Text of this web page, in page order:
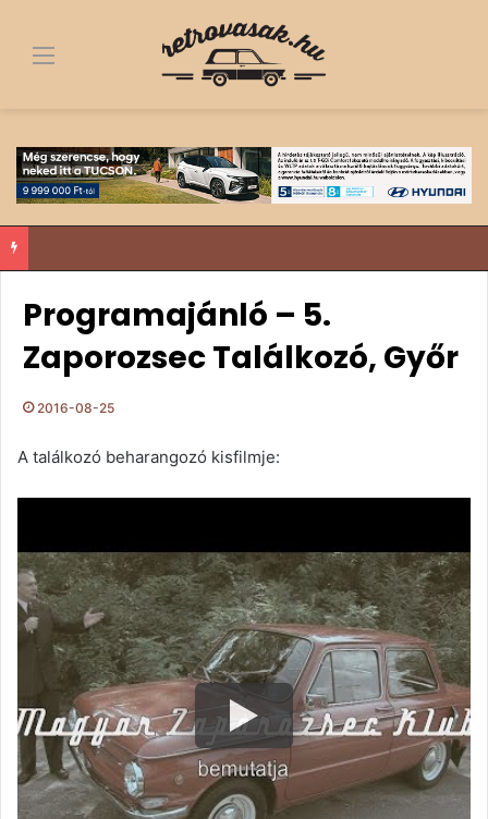
Menü
Programajánló – 5.
Zaporozsec Találkozó, Győr
2016-08-25
A találkozó beharangozó kisfilmje: